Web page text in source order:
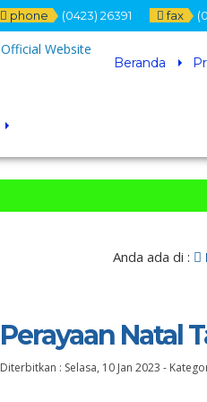
phone (0423) 26391 fax
Beranda
Anda ada di :
Perayaan Natal
Diterbitkan : Selasa, 10 Jan 2023 -